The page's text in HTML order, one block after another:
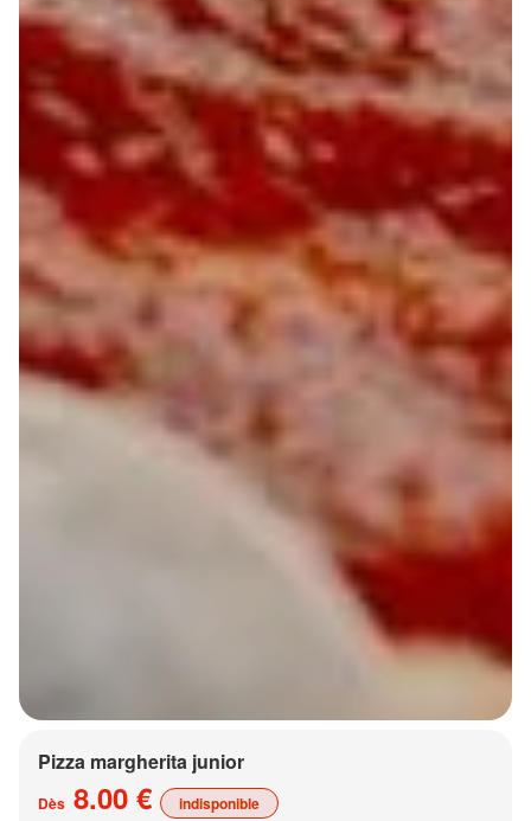
Pizza margherita junior
Dès 8.00 € indisponible